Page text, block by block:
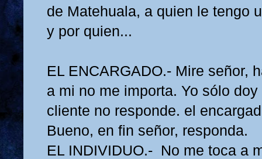
de Matehuala, a quien le tengo
y por quien...
EL ENCARGADO.- Mire señor,
a mi no me importa. Yo sólo
cliente no responde. el
Bueno, en fin señor, responda.
EL INDIVIDUO.- No me toca a